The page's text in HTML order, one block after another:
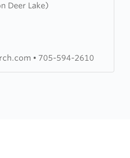
Deer Lake)
• 705-594-2610